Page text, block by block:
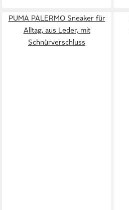
PUMA PALERMO Sneaker für
Alltag, aus Leder, mit
Schnürverschluss